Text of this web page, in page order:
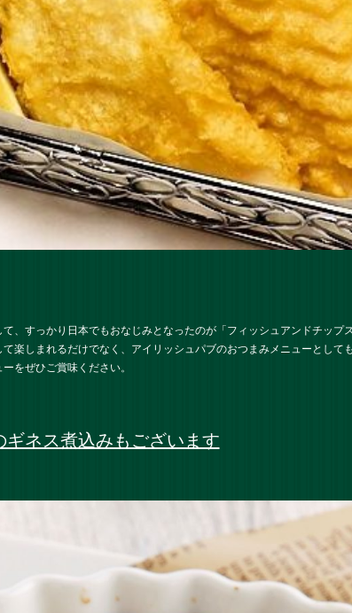
、すっかり日本でもおなじみとなったのが「フィッシュアンドチップ
楽しまれるだけでなく、アイリッシュパブのおつまみメニューとして
をぜひご賞味ください。
ネス煮込みもございます